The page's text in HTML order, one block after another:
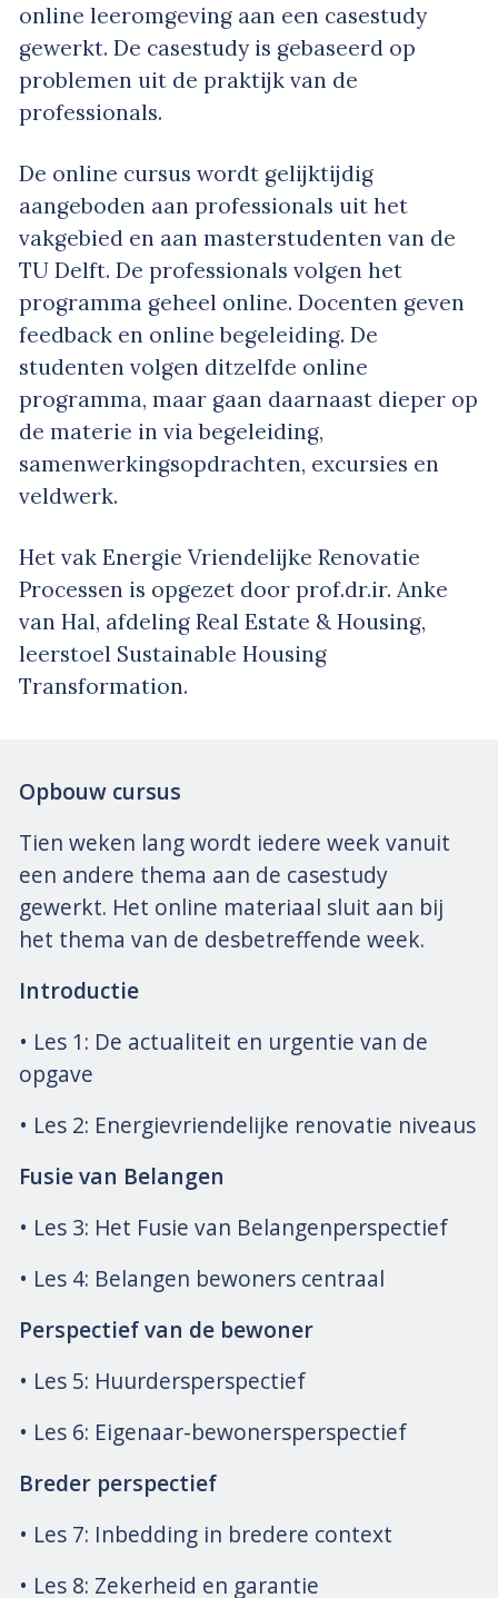
online leeromgeving aan een casestudy
gewerkt. De casestudy is gebaseerd op
problemen uit de praktijk van de
professionals.
De online cursus wordt gelijktijdig
aangeboden aan professionals uit het
vakgebied en aan masterstudenten van de
TU Delft. De professionals volgen het
programma geheel online. Docenten geven
feedback en online begeleiding. De
studenten volgen ditzelfde online
programma, maar gaan daarnaast dieper op
de materie in via begeleiding,
samenwerkingsopdrachten, excursies en
veldwerk.
Het vak Energie Vriendelijke Renovatie
Processen is opgezet door prof.dr.ir. Anke
van Hal, afdeling Real Estate & Housing,
leerstoel Sustainable Housing
Transformation.
Opbouw cursus
Tien weken lang wordt iedere week vanuit
een andere thema aan de casestudy
gewerkt. Het online materiaal sluit aan bij
het thema van de desbetreffende week.
Introductie
• Les 1: De actualiteit en urgentie van de
opgave
• Les 2: Energievriendelijke renovatie niveaus
Fusie van Belangen
• Les 3: Het Fusie van Belangenperspectief
• Les 4: Belangen bewoners centraal
Perspectief van de bewoner
• Les 5: Huurdersperspectief
• Les 6: Eigenaar-bewonersperspectief
Breder perspectief
• Les 7: Inbedding in bredere context
• Les 8: Zekerheid en garantie